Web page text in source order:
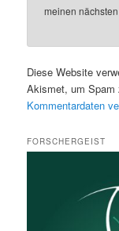
meinen
Diese Website
Akismet, um Spam
Kommentardaten
FORSCHERGEIST